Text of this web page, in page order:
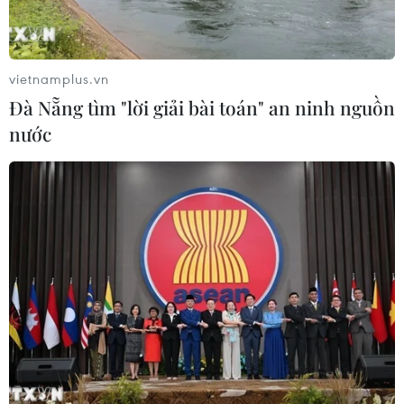
Canh tác biển - động lực mới cho
07/08/2026 08:14
Giá vàng hướng tới tuần tăng mạnh
nhất kể từ tháng 1/2026
Hạn hán nghiêm trọng đe dọa "huyết
mạch" kinh tế châu Âu
07/08/2026 07:58
vietnamplus.vn
Đà Nẵng tìm "lời giải bài toán" an ninh nguồn
nước